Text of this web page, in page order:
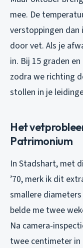
mee. De
verstoppingen dan
door vet. Als je
in. Bij 15 graden
zodra we richting
stollen in je
Het
Patrimonium
In Stadshart, met
’70, merk ik dit
smallere
belde me twee
Na camera-
twee centimeter